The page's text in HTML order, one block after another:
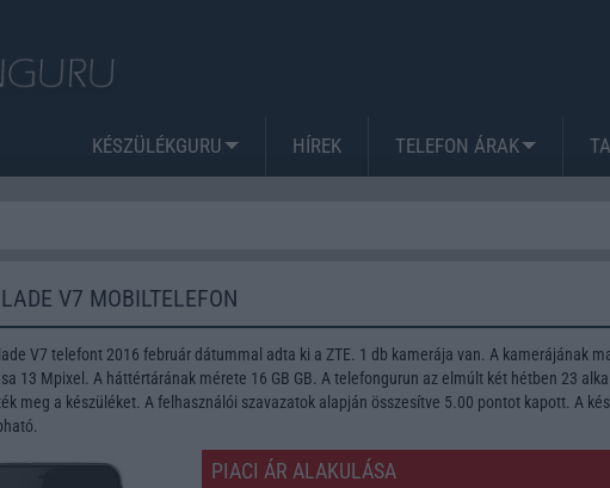
KÉSZÜLÉKGURU HÍREK TELEFON ÁRAK
V7 MOBILTELEFON
V7 telefont 2016 február dátummal adta ki a ZTE. 1 db kamerája van. A kamerájának
13 Mpixel. A háttértárának mérete 16 GB GB. A telefongurun az elmúlt két hétben 23
meg a készüléket. A felhasználói szavazatok alapján összesítve 5.00 pontot kapott. A
PIACI ÁR ALAKULÁSA